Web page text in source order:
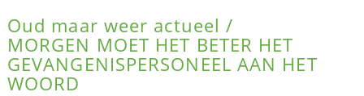
Oud maar weer actueel /
MORGEN MOET HET BETER HET
GEVANGENISPERSONEEL AAN HET
WOORD